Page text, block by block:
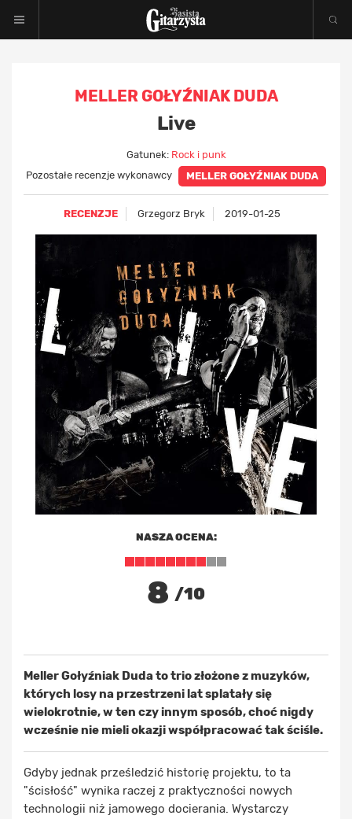
MELLER GOŁYŹNIAK DUDA
Live
Gatunek: Rock i punk
Pozostałe recenzje wykonawcy
MELLER GOŁYŹNIAK DUDA
RECENZJE Grzegorz Bryk 2019-01-25
NASZA OCENA:
8 /10
Meller Gołyźniak Duda to trio złożone z muzyków,
których losy na przestrzeni lat splatały się
wielokrotnie, w ten czy innym sposób, choć nigdy
wcześnie nie mieli okazji współpracować tak ściśle.
Gdyby jednak prześledzić historię projektu, to ta
"ścisłość" wynika raczej z praktyczności nowych
technologii niż jamowego docierania. Wystarczy